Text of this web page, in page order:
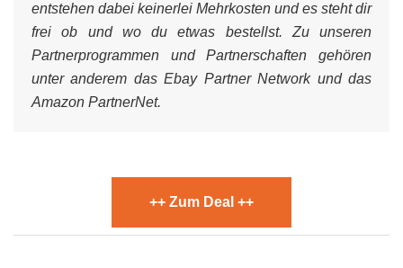
entstehen dabei keinerlei Mehrkosten und es steht dir
frei ob und wo du etwas bestellst. Zu unseren
Partnerprogrammen und Partnerschaften gehören
unter anderem das Ebay Partner Network und das
Amazon PartnerNet.
++ Zum Deal ++